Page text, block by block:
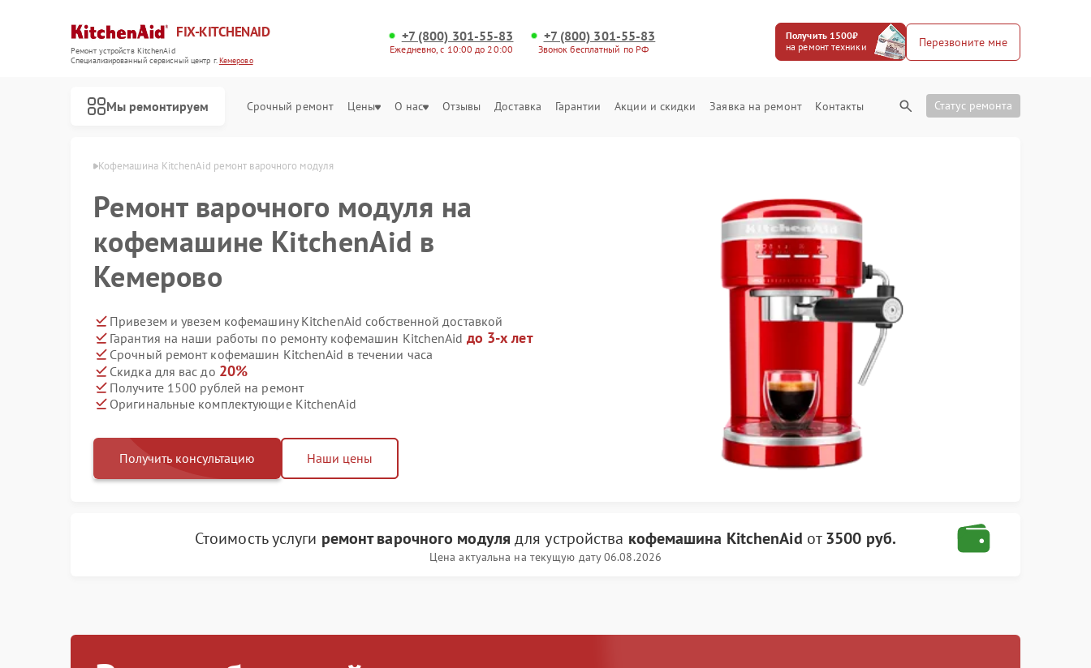
FIX-KITCHENAID
Ремонт устройств KitchenAid
Специализированный cервисный центр г.Кемерово
+7 (800) 301-55-83
Ежедневно, с 10:00 до 20:00
+7 (800) 301-55-83
Звонок бесплатный по РФ
Получить 1500₽
на ремонт техники
Перезвоните мне
Мы ремонтируем Срочный ремонт Цены О нас Отзывы Доставка Гарантии Акции и скидки Заявка на ремонт Контакты Статус ремонта
Кофемашина KitchenAid ремонт варочного модуля
Ремонт варочного модуля на
кофемашине KitchenAid в
Кемерово
Привезем и увезем кофемашину KitchenAid собственной доставкой
Гарантия на наши работы по ремонту кофемашин KitchenAid до 3-х лет
Срочный ремонт кофемашин KitchenAid в течении часа
Скидка для вас до 20%
Получите 1500 рублей на ремонт
Оригинальные комплектующие KitchenAid
Получить консультацию Наши цены
Стоимость услуги ремонт варочного модуля для устройства кофемашина KitchenAid от3500 руб.
Цена актуальна на текущую дату 06.08.2026